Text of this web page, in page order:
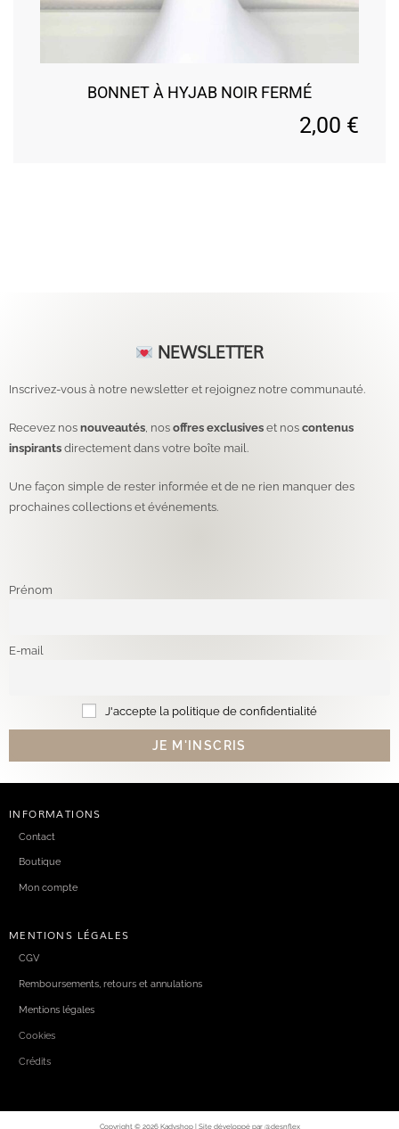
BONNET À HYJAB NOIR FERMÉ
2,00 €
NEWSLETTER
Inscrivez-vous à notre newsletter et rejoignez notre communauté.
Recevez nos nouveautés , nos offres exclusives et nos contenus
inspirants directement dans votre boîte mail.
Une façon simple de rester informée et de ne rien manquer des
prochaines collections et événements.
Prénom
E-mail
J'accepte la politique de confidentialité
INFORMATIONS
Contact
Boutique
Mon compte
MENTIONS LÉGALES
CGV
Remboursements, retours et annulations
Mentions légales
Cookies
Crédits
Copyright © 2026 Kadyshop | Site développé par @desnflex